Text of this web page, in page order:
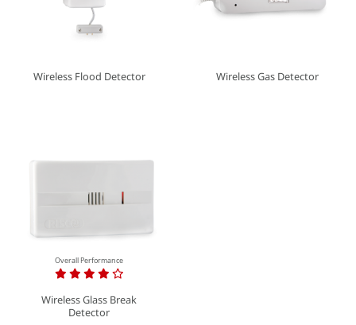
Wireless Flood Detector Wireless Gas Detector
Overall Performance
Wireless Glass Break
Detector